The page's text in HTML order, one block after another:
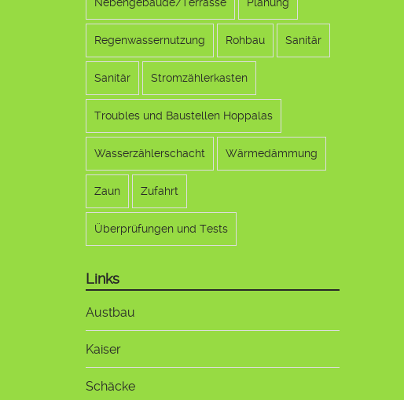
Nebengebäude/Terrasse Planung
Regenwassernutzung Rohbau Sanitär
Sanitär Stromzählerkasten
Troubles und Baustellen Hoppalas
Wasserzählerschacht Wärmedämmung
Zaun Zufahrt
Überprüfungen und Tests
Links
Austbau
Kaiser
Schäcke